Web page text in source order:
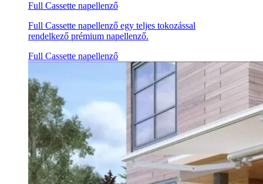
Full Cassette napellenző
Full Cassette napellenző egy teljes tokozással
rendelkező prémium napellenző.
Full Cassette napellenző